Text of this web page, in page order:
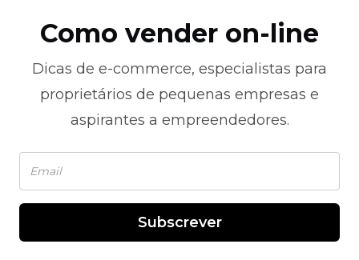
Como vender on-line
Dicas de e-commerce, especialistas para
proprietários de pequenas empresas e
aspirantes a empreendedores.
Subscrever